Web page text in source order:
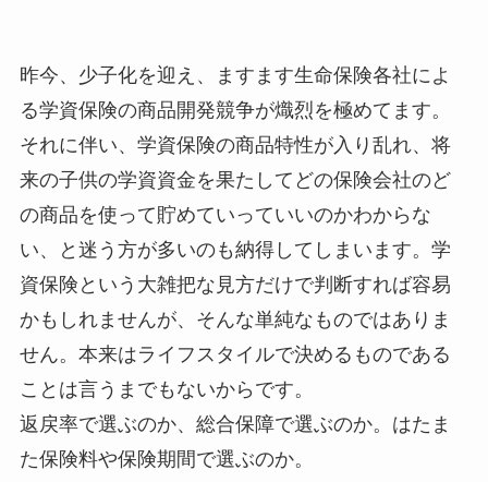
昨今、少子化を迎え、ますます生命保険各社によ
る学資保険の商品開発競争が熾烈を極めてます。
それに伴い、学資保険の商品特性が入り乱れ、将
来の子供の学資資金を果たしてどの保険会社のど
の商品を使って貯めていっていいのかわからな
い、と迷う方が多いのも納得してしまいます。学
資保険という大雑把な見方だけで判断すれば容易
かもしれませんが、そんな単純なものではありま
せん。本来はライフスタイルで決めるものである
ことは言うまでもないからです。
返戻率で選ぶのか、総合保障で選ぶのか。はたま
た保険料や保険期間で選ぶのか。